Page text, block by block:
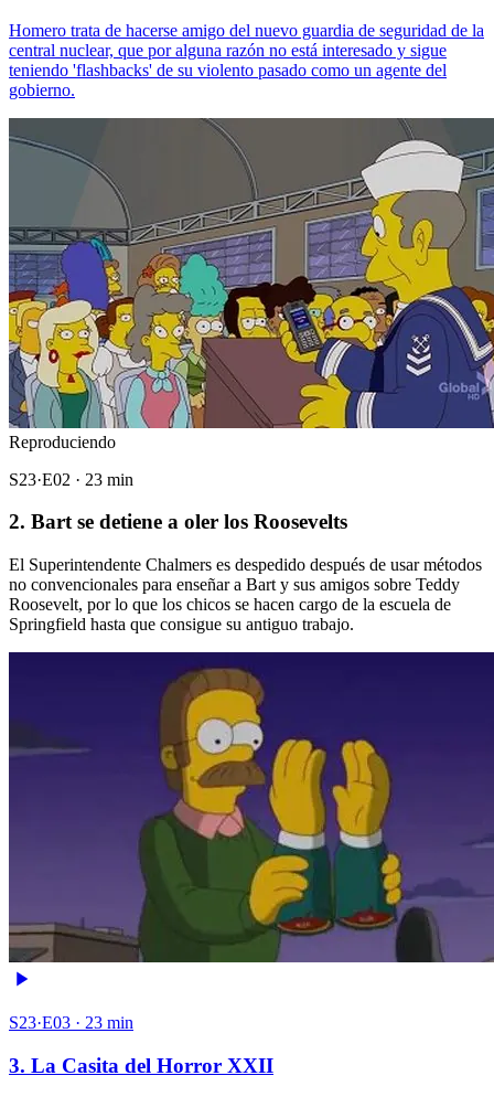
Homero trata de hacerse amigo del nuevo guardia de seguridad de la
central nuclear, que por alguna razón no está interesado y sigue
teniendo 'flashbacks' de su violento pasado como un agente del
gobierno.
Reproduciendo
S23·E02 · 23 min
2. Bart se detiene a oler los Roosevelts
El Superintendente Chalmers es despedido después de usar métodos
no convencionales para enseñar a Bart y sus amigos sobre Teddy
Roosevelt, por lo que los chicos se hacen cargo de la escuela de
Springfield hasta que consigue su antiguo trabajo.
S23·E03 · 23 min
3. La Casita del Horror XXII